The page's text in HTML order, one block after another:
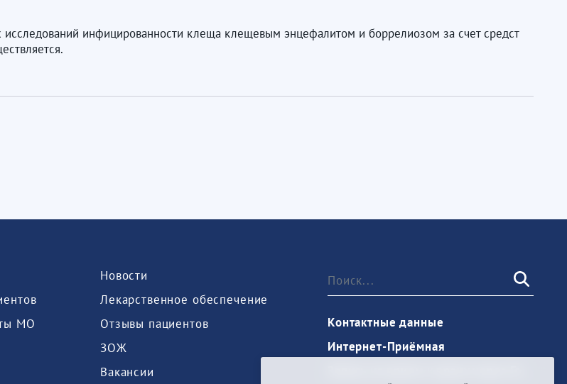
инфицированности клеща клещевым энцефалитом и боррелиозом за счет средст
МО
Новости
Лекарственное обеспечение
Отзывы пациентов
ЗОЖ
Вакансии
Контактные данные
Интернет-Приёмная